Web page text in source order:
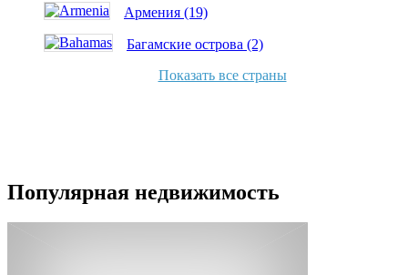
Армения (19)
Багамские острова (2)
Показать все страны
Популярная недвижимость